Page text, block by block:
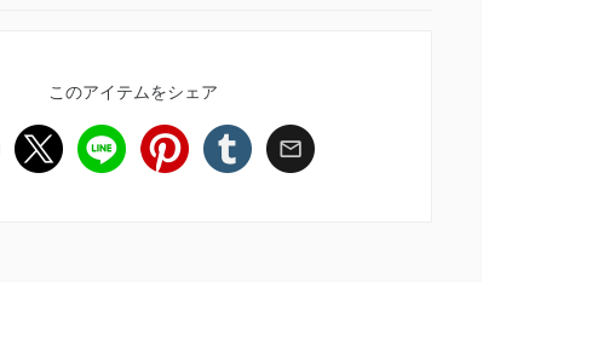
このアイテムをシェア